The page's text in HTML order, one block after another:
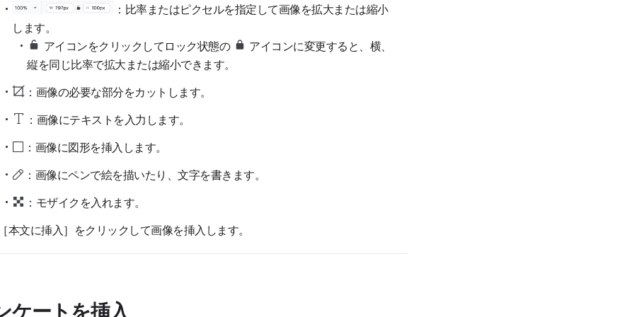
：比率またはピクセルを指定して画像を拡大または縮小
します。
アイコンをクリックしてロック状態の
アイコンに変更すると、横、
縦を同じ比率で拡大または縮小できます。
：画像の必要な部分をカットします。
：画像にテキストを入力します。
：画像に図形を挿入します。
：画像にペンで絵を描いたり、文字を書きます。
：モザイクを入れます。
本文に挿入］をクリックして画像を挿入します。
ケートを挿入